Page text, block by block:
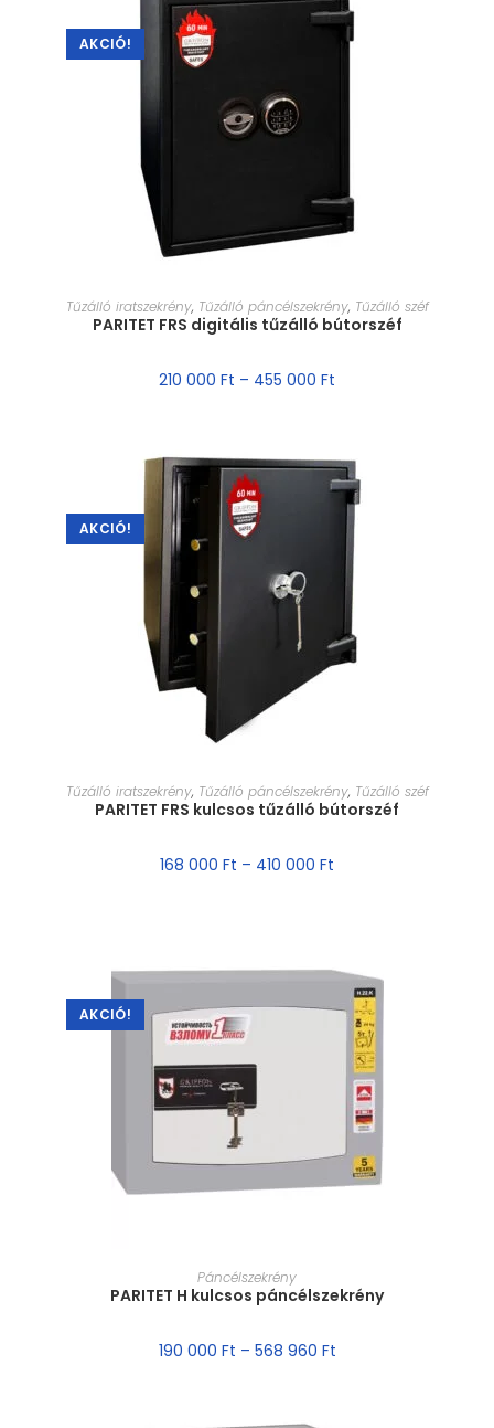
AKCIÓ!
MÉRET VÁLASZTÁSA
Tűzálló iratszekrény, Tűzálló páncélszekrény, Tűzálló széf
PARITET FRS digitális tűzálló bútorszéf
210 000 Ft – 455 000 Ft
AKCIÓ!
MÉRET VÁLASZTÁSA
Tűzálló iratszekrény, Tűzálló páncélszekrény, Tűzálló széf
PARITET FRS kulcsos tűzálló bútorszéf
168 000 Ft – 410 000 Ft
AKCIÓ!
MÉRET VÁLASZTÁSA
Páncélszekrény
PARITET H kulcsos páncélszekrény
190 000 Ft – 568 960 Ft